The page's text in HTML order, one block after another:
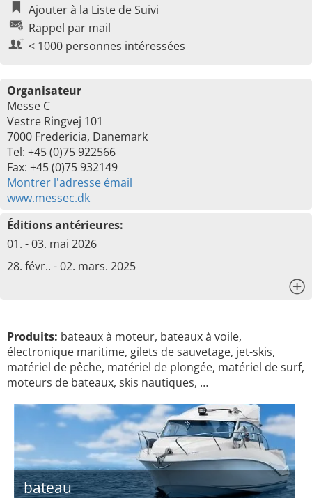
Ajouter à la Liste de Suivi
Rappel par mail
< 1000 personnes intéressées
Organisateur
Messe C
Vestre Ringvej 101
7000 Fredericia, Danemark
Tel: +45 (0)75 922566
Fax: +45 (0)75 932149
Montrer l'adresse émail
www.messec.dk
Éditions antérieures:
01. - 03. mai 2026
28. févr.. - 02. mars. 2025
Produits: bateaux à moteur, bateaux à voile,
électronique maritime, gilets de sauvetage, jet-skis,
matériel de pêche, matériel de plongée, matériel de surf,
moteurs de bateaux, skis nautiques, …
bateau